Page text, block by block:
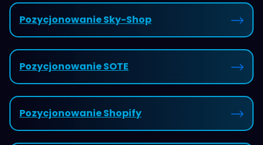
Pozycjonowanie Sky-Shop
Pozycjonowanie SOTE
Pozycjonowanie Shopify